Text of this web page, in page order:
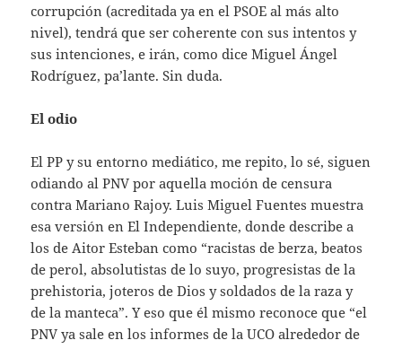
corrupción (acreditada ya en el PSOE al más alto
nivel), tendrá que ser coherente con sus intentos y
sus intenciones, e irán, como dice Miguel Ángel
Rodríguez, pa’lante. Sin duda.
El odio
El PP y su entorno mediático, me repito, lo sé, siguen
odiando al PNV por aquella moción de censura
contra Mariano Rajoy. Luis Miguel Fuentes muestra
esa versión en El Independiente, donde describe a
los de Aitor Esteban como “racistas de berza, beatos
de perol, absolutistas de lo suyo, progresistas de la
prehistoria, joteros de Dios y soldados de la raza y
de la manteca”. Y eso que él mismo reconoce que “el
PNV ya sale en los informes de la UCO alrededor de